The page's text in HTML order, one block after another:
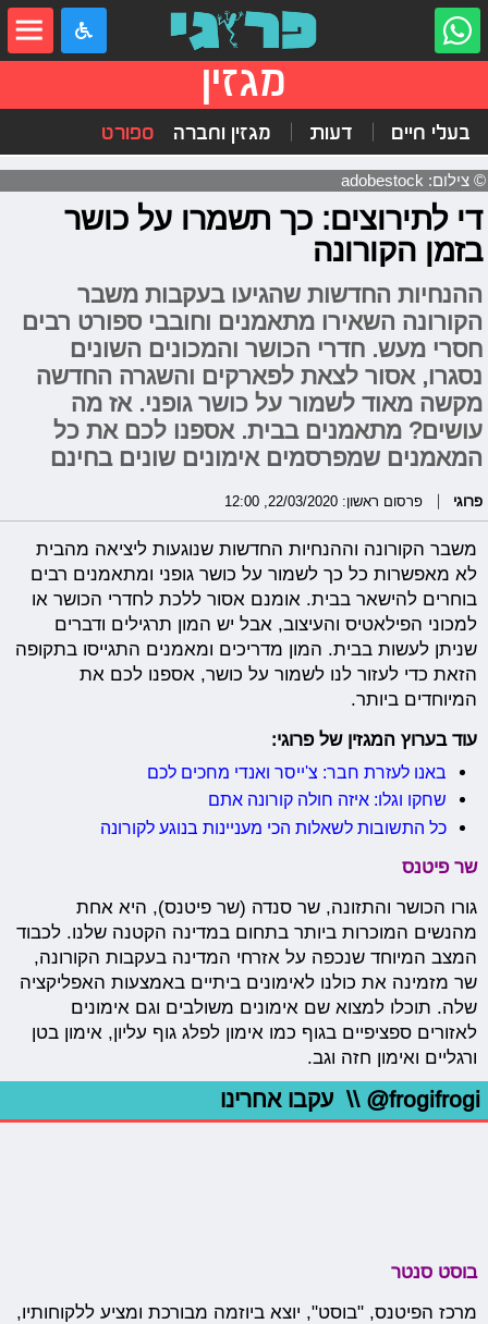
מגזין
בעלי חיים דעות מגזין וחברה ספורט
© צילום: adobestock
די לתירוצים: כך תשמרו על כושר
בזמן הקורונה
ההנחיות החדשות שהגיעו בעקבות משבר
הקורונה השאירו מתאמנים וחובבי ספורט רבים
חסרי מעש. חדרי הכושר והמכונים השונים
נסגרו, אסור לצאת לפארקים והשגרה החדשה
מקשה מאוד לשמור על כושר גופני. אז מה
עושים? מתאמנים בבית. אספנו לכם את כל
המאמנים שמפרסמים אימונים שונים בחינם
פרוגי פרסום ראשון: 22/03/2020, 12:00
משבר הקורונה וההנחיות החדשות שנוגעות ליציאה מהבית
לא מאפשרות כל כך לשמור על כושר גופני ומתאמנים רבים
בוחרים להישאר בבית. אומנם אסור ללכת לחדרי הכושר או
למכוני הפילאטיס והעיצוב, אבל יש המון תרגילים ודברים
שניתן לעשות בבית. המון מדריכים ומאמנים התגייסו בתקופה
הזאת כדי לעזור לנו לשמור על כושר, אספנו לכם את
המיוחדים ביותר.
עוד בערוץ המגזין של פרוגי:
באנו לעזרת חבר: צ'ייסר ואנדי מחכים לכם
שחקו וגלו: איזה חולה קורונה אתם
כל התשובות לשאלות הכי מעניינות בנוגע לקורונה
שר פיטנס
גורו הכושר והתזונה, שר סנדה (שר פיטנס), היא אחת
מהנשים המוכרות ביותר בתחום במדינה הקטנה שלנו. לכבוד
המצב המיוחד שנכפה על אזרחי המדינה בעקבות הקורונה,
שר מזמינה את כולנו לאימונים ביתיים באמצעות האפליקציה
שלה. תוכלו למצוא שם אימונים משולבים וגם אימונים
לאזורים ספציפיים בגוף כמו אימון לפלג גוף עליון, אימון בטן
ורגליים ואימון חזה וגב.
@frogifrogi \\ עקבו אחרינו
בוסט סנטר
מרכז הפיטנס, "בוסט", יוצא ביוזמה מבורכת ומציע ללקוחותיו,